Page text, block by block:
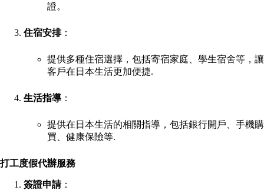
證。
住宿安排：
提供多種住宿選擇，包括寄宿家庭、學生宿舍等，讓
客戶在日本生活更加便捷.
生活指導 ：
提供在日本生活的相關指導，包括銀行開戶、手機購
買、健康保險等.
打工度假代辦服務
簽證申請：